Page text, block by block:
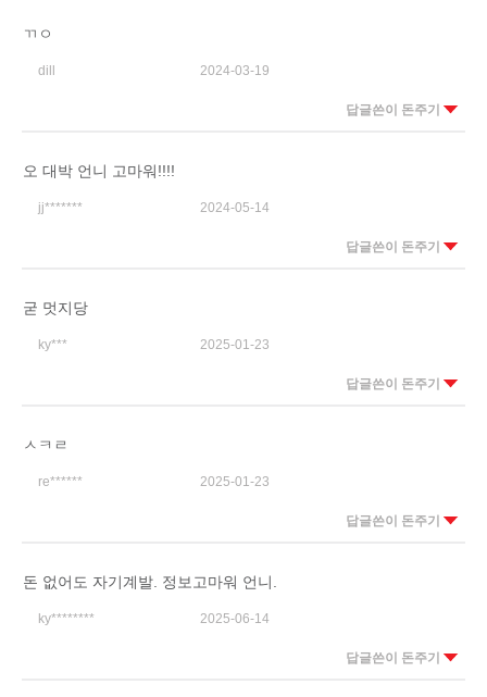
ㄲㅇ
dill 2024-03-19
답글쓴이 돈주기
오 대박 언니 고마워!!!!
jj******* 2024-05-14
답글쓴이 돈주기
굳 멋지당
ky*** 2025-01-23
답글쓴이 돈주기
ㅅㅋㄹ
re****** 2025-01-23
답글쓴이 돈주기
돈 없어도 자기계발. 정보고마워 언니.
ky******** 2025-06-14
답글쓴이 돈주기